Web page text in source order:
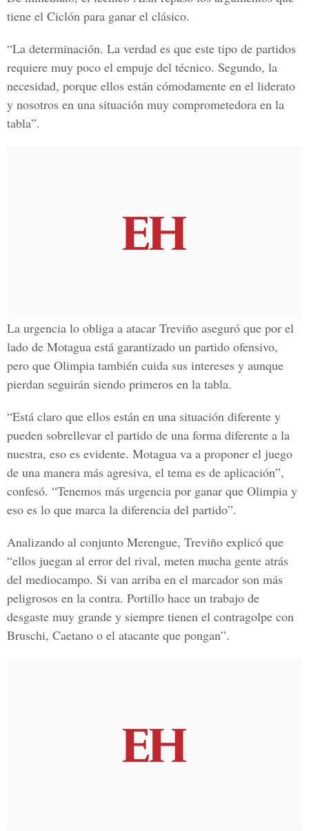
tiene el Ciclón para ganar el clásico.
“La determinación. La verdad es que este tipo de partidos
requiere muy poco el empuje del técnico. Segundo, la
necesidad, porque ellos están cómodamente en el liderato
y nosotros en una situación muy comprometedora en la
tabla”.
La urgencia lo obliga a atacar Treviño aseguró que por el
lado de Motagua está garantizado un partido ofensivo,
pero que Olimpia también cuida sus intereses y aunque
pierdan seguirán siendo primeros en la tabla.
“Está claro que ellos están en una situación diferente y
pueden sobrellevar el partido de una forma diferente a la
nuestra, eso es evidente. Motagua va a proponer el juego
de una manera más agresiva, el tema es de aplicación”,
confesó. “Tenemos más urgencia por ganar que Olimpia y
eso es lo que marca la diferencia del partido”.
Analizando al conjunto Merengue, Treviño explicó que
“ellos juegan al error del rival, meten mucha gente atrás
del mediocampo. Si van arriba en el marcador son más
peligrosos en la contra. Portillo hace un trabajo de
desgaste muy grande y siempre tienen el contragolpe con
Bruschi, Caetano o el atacante que pongan”.